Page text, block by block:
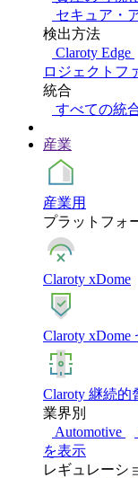
セキュア・
検出方法
Claroty Edge
ロジェクトフ
統合
すべての統
産業
産業用
プラットフォ
Claroty xDome
Claroty
Claroty 継続的
業界別
Automotive
を表示
レギュレーシ